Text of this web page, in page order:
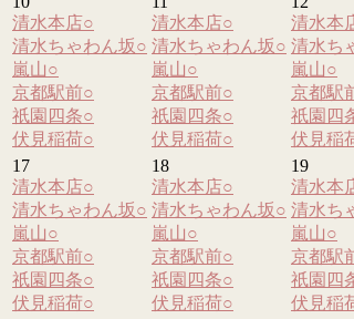
清水本店○
清水ちゃわん坂○
嵐山○
京都駅前○
祇園四条○
伏見稲荷○
清水本店○
清水ちゃわん坂○
嵐山○
京都駅前○
祇園四条○
伏見稲荷○
清水本
清水ち
嵐山○
京都駅
祇園四
伏見稲
17
清水本店○
清水ちゃわん坂○
嵐山○
京都駅前○
祇園四条○
伏見稲荷○
18
清水本店○
清水ちゃわん坂○
嵐山○
京都駅前○
祇園四条○
伏見稲荷○
19
清水本
清水ち
嵐山○
京都駅
祇園四
伏見稲